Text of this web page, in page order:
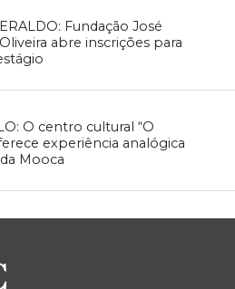
Fundação José
abre inscrições para
O centro cultural “O
experiência analógica
Mooca